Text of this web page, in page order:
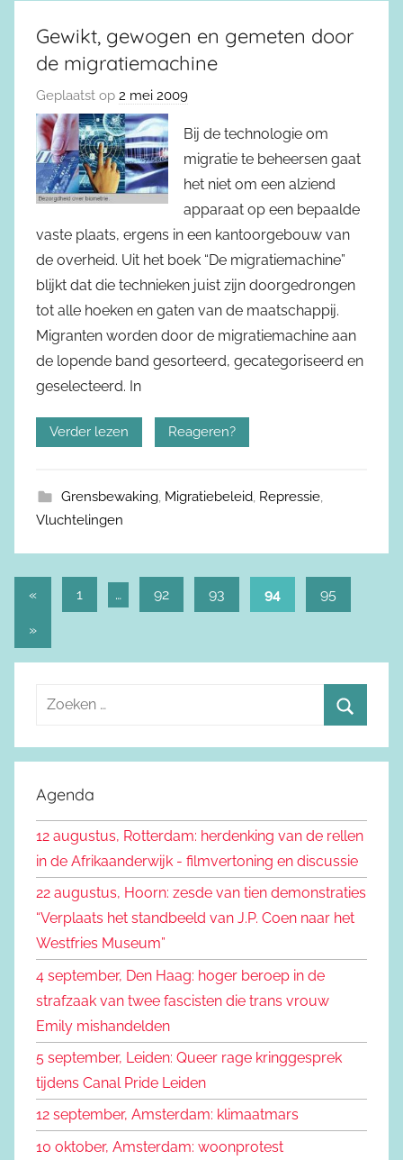
Gewikt, gewogen en gemeten door
de migratiemachine
Geplaatst op 2 mei 2009
Bij de technologie om
migratie te beheersen gaat
het niet om een alziend
apparaat op een bepaalde
vaste plaats, ergens in een kantoorgebouw van
de overheid. Uit het boek “De migratiemachine”
blijkt dat die technieken juist zijn doorgedrongen
tot alle hoeken en gaten van de maatschappij.
Migranten worden door de migratiemachine aan
de lopende band gesorteerd, gecategoriseerd en
geselecteerd. In
Verder lezen Reageren?
Grensbewaking, Migratiebeleid, Repressie,
Vluchtelingen
Berichtnavigatie
« Vorige1 … 92 93 94 95
Volgende
»
e
e
n
a
:
o
e
n
Agenda
12 augustus, Rotterdam: herdenking van de rellen
in de Afrikaanderwijk - filmvertoning en discussie
22 augustus, Hoorn: zesde van tien demonstraties
“Verplaats het standbeeld van J.P. Coen naar het
Westfries Museum”
4 september, Den Haag: hoger beroep in de
strafzaak van twee fascisten die trans vrouw
Emily mishandelden
5 september, Leiden: Queer rage kringgesprek
tijdens Canal Pride Leiden
12 september, Amsterdam: klimaatmars
10 oktober, Amsterdam: woonprotest